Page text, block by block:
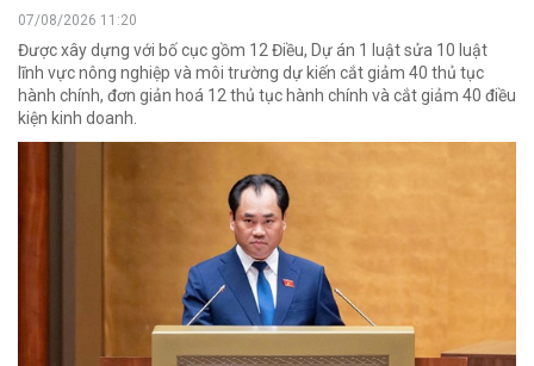
07/08/2026 11:20
Được xây dựng với bố cục gồm 12 Điều, Dự án 1 luật sửa 10 luật
lĩnh vực nông nghiệp và môi trường dự kiến cắt giảm 40 thủ tục
hành chính, đơn giản hoá 12 thủ tục hành chính và cắt giảm 40 điều
kiện kinh doanh.